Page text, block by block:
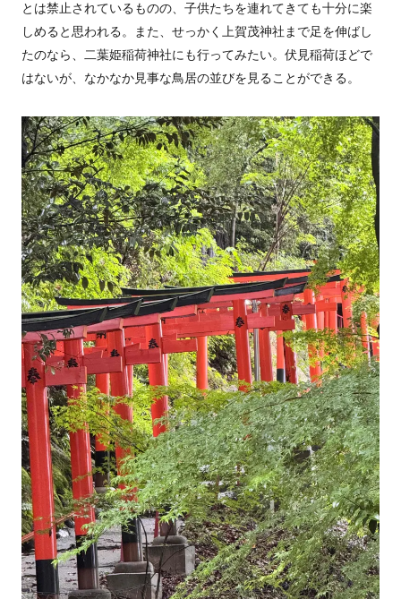
とは禁止されているものの、子供たちを連れてきても十分に楽
しめると思われる。また、せっかく上賀茂神社まで足を伸ばし
たのなら、二葉姫稲荷神社にも行ってみたい。伏見稲荷ほどで
はないが、なかなか見事な鳥居の並びを見ることができる。